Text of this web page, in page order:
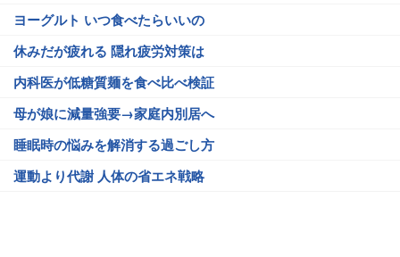
ヨーグルト いつ食べたらいいの
休みだが疲れる 隠れ疲労対策は
内科医が低糖質麺を食べ比べ検証
母が娘に減量強要→家庭内別居へ
睡眠時の悩みを解消する過ごし方
運動より代謝 人体の省エネ戦略